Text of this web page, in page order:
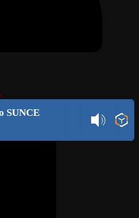
SUNCE